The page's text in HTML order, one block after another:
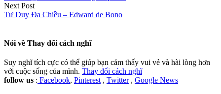
Next Post
Tư Duy Đa Chiều – Edward de Bono
Nói về Thay đổi cách nghĩ
Suy nghĩ tích cực có thể giúp bạn cảm thấy vui vẻ và hài lòng hơn
với cuộc sống của mình. Thay đổi cách nghĩ
follow us : Facebook, Pinterest , Twitter, Google News